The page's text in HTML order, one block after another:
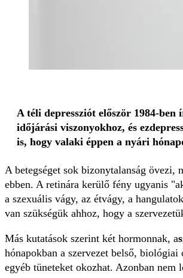
A téli depressziót először 1984-
időjárási viszonyokhoz, és
is, hogy valaki éppen a nyári
A betegséget sok bizonytalanság
ebben. A retinára kerülő fény ugyanis
a szexuális vágy, az étvágy, a
van szükségük ahhoz, hogy a
Más kutatások szerint két hormonnak, a
hónapokban a szervezet belső,
egyéb tüneteket okozhat. Azonban